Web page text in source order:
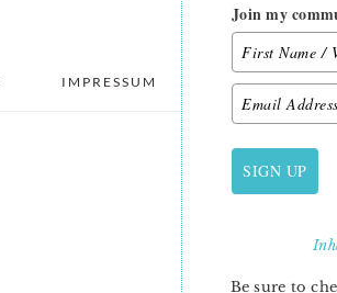
IMPRESSUM DATENSCHUTZ
PRIMARY
SIDEBAR
Join my
SIGN UP
Be sure to